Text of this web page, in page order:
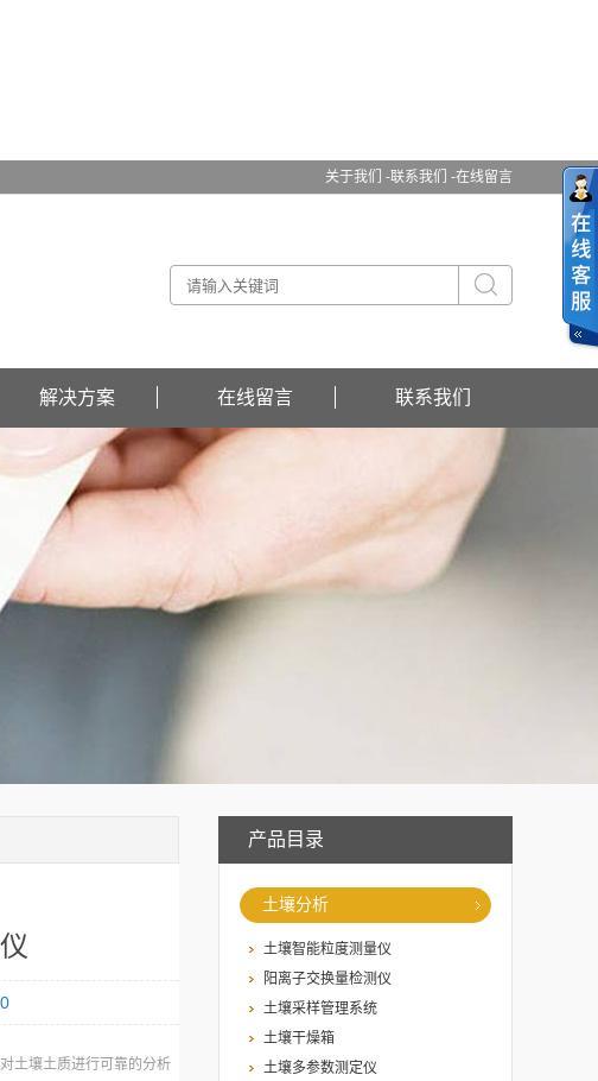
关于我们 -联系我们 -在线留言
解决方案 在线留言 联系我们
产品目录
土壤分析
土壤智能粒度测量仪
阳离子交换量检测仪
土壤采样管理系统
土壤干燥箱
土壤多参数测定仪
土壤土质进行可靠的分析